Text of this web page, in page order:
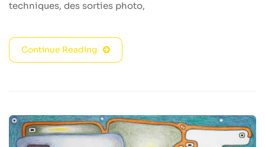
techniques, des sorties photo,
Continue Reading